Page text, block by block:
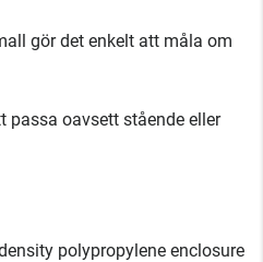
gör det enkelt att måla om
passa oavsett stående eller
polypropylene enclosure